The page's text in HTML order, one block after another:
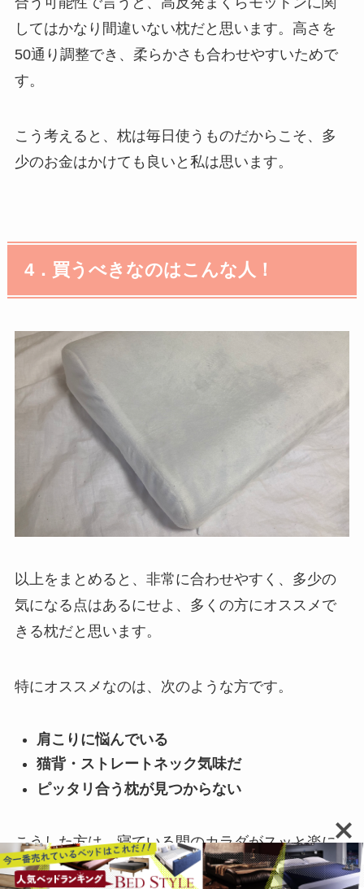
してはかなり間違いない枕だと思います。高さを
50通り調整でき、柔らかさも合わせやすいためで
す。
こう考えると、枕は毎日使うものだからこそ、多
少のお金はかけても良いと私は思います。
4．買うべきなのはこんな人！
以上をまとめると、非常に合わせやすく、多少の
気になる点はあるにせよ、多くの方にオススメで
きる枕だと思います。
特にオススメなのは、次のような方です。
肩こりに悩んでいる
猫背・ストレートネック気味だ
ピッタリ合う枕が見つからない
こうした方は、寝ている間のカラダがスッと楽に
なる寝心地を感じていただけますよ。